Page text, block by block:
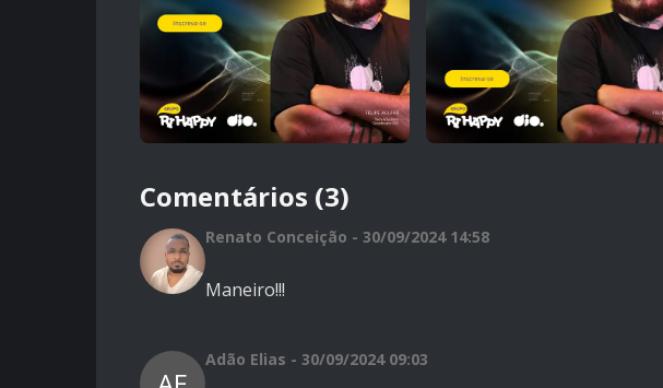
Comentários (3)
Renato Conceição - 30/09/2024 14:58
Maneiro!!!
Adão Elias - 30/09/2024 09:03